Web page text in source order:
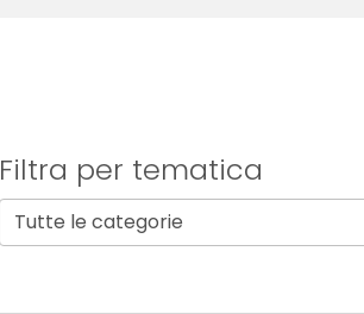
Filtra per tematica